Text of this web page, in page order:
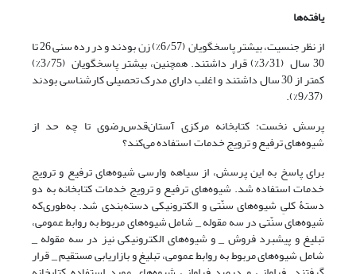
یافته‌ها
از نظر جنسیت، بیشتر پاسخگویان (6/57%) زن بودند و در رده سنی 26 تا
30 سال (3/31%) قرار داشتند. همچنین، بیشتر پاسخگویان (3/75%)
کمتر از 30 سال داشتند و اغلب دارای مدرک تحصیلی کارشناسی بودند
(9/37%).
پرسش نخست: کتابخانه مرکزی آستان‌قدس‌رضوی تا چه حد از
شیوه‌های ترفیع و ترویج خدمات استفاده می‌کند؟
برای پاسخ به این پرسش، از سیاهه وارسی شیوه‌های ترفیع و ترویج
خدمات استفاده شد. شیوه‌های ترفیع و ترویج خدمات کتابخانه به دو
دستۀ کلیِ شیوه‌های سنّتی و الکترونیکی دسته‌بندی شد. به‌طوری‌که
شیوه‌های سنّتی در سه مقوله _ شامل شیوه‌های مربوط به روابط عمومی،
تبلیغ و پیشبرد فروش _ و شیوه‌های الکترونیکی نیز در سه مقوله _
شامل شیوه‌های مربوط به روابط عمومی، تبلیغ و بازاریابی مستقیم _ قرار